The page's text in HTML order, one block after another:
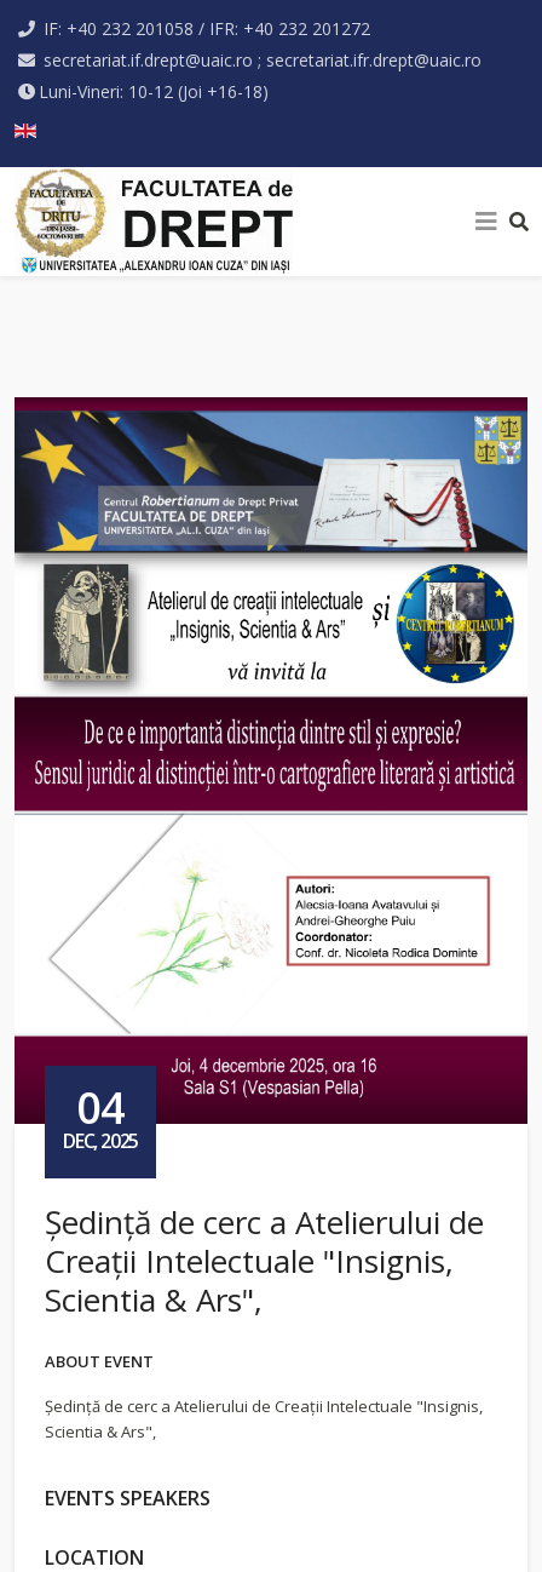
IF: +40 232 201058 / IFR: +40 232 201272
secretariat.if.drept@uaic.ro ; secretariat.ifr.drept@uaic.ro
Luni-Vineri: 10-12 (Joi +16-18)
04
DEC, 2025
Şedinţă de cerc a Atelierului de
Creaţii Intelectuale "Insignis,
Scientia & Ars",
ABOUT EVENT
Şedinţă de cerc a Atelierului de Creaţii Intelectuale "Insignis,
Scientia & Ars",
EVENTS SPEAKERS
LOCATION